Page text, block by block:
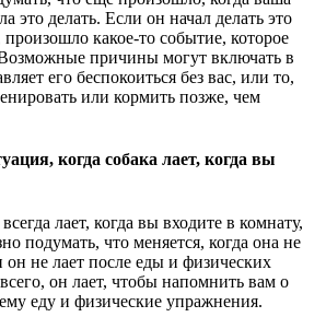
это делать. Если он начал делать это
какое-то событие, которое
причины могут включать в
его беспокоиться без вас, или то,
или кормить позже, чем
когда собака лает, когда вы
лает, когда вы входите в комнату,
подумать, что меняется, когда она не
он не лает после еды и физических
он лает, чтобы напомнить вам о
еду и физические упражнения.